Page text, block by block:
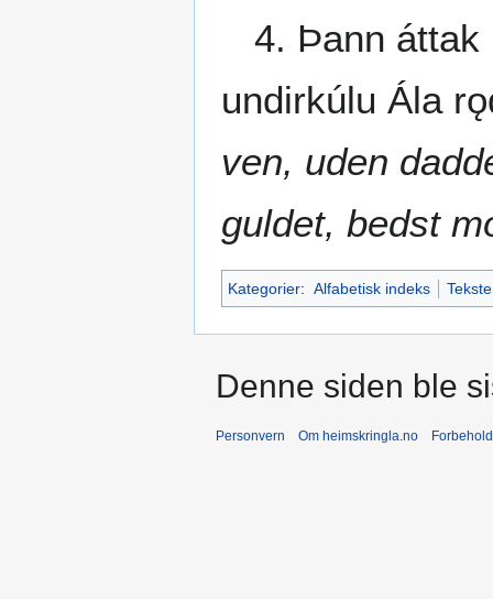
4. Þann áttak
undirkúlu Ála
ven, uden
guldet, bedst
Kategorier: Alfabetisk indeks
Denne siden ble
Personvern Om heimskringla.no Forbehold